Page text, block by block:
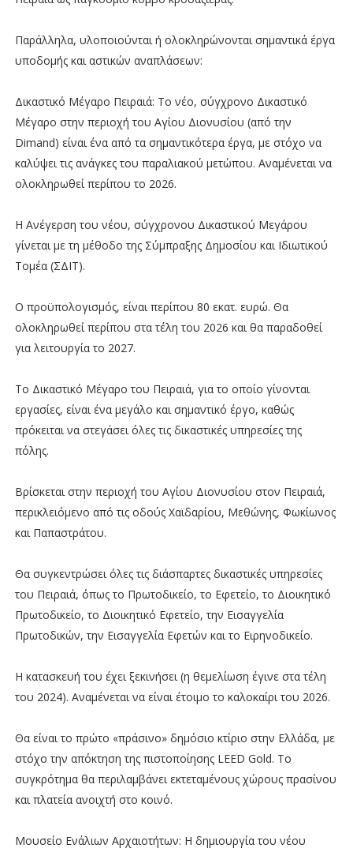
Παράλληλα, υλοποιούνται ή ολοκληρώνονται σημαντικά έργα
υποδομής και αστικών αναπλάσεων:
Δικαστικό Μέγαρο Πειραιά: Το νέο, σύγχρονο Δικαστικό
Μέγαρο στην περιοχή του Αγίου Διονυσίου (από την
Dimand) είναι ένα από τα σημαντικότερα έργα, με στόχο να
καλύψει τις ανάγκες του παραλιακού μετώπου. Αναμένεται να
ολοκληρωθεί περίπου το 2026.
Η Ανέγερση του νέου, σύγχρονου Δικαστικού Μεγάρου
γίνεται με τη μέθοδο της Σύμπραξης Δημοσίου και Ιδιωτικού
Τομέα (ΣΔΙΤ).
Ο προϋπολογισμός, είναι περίπου 80 εκατ. ευρώ. Θα
ολοκληρωθεί περίπου στα τέλη του 2026 και θα παραδοθεί
για λειτουργία το 2027.
Το Δικαστικό Μέγαρο του Πειραιά, για το οποίο γίνονται
εργασίες, είναι ένα μεγάλο και σημαντικό έργο, καθώς
πρόκειται να στεγάσει όλες τις δικαστικές υπηρεσίες της
πόλης.
Βρίσκεται στην περιοχή του Αγίου Διονυσίου στον Πειραιά,
περικλειόμενο από τις οδούς Χαϊδαρίου, Μεθώνης, Φωκίωνος
και Παπαστράτου.
Θα συγκεντρώσει όλες τις διάσπαρτες δικαστικές υπηρεσίες
του Πειραιά, όπως το Πρωτοδικείο, το Εφετείο, το Διοικητικό
Πρωτοδικείο, το Διοικητικό Εφετείο, την Εισαγγελία
Πρωτοδικών, την Εισαγγελία Εφετών και το Ειρηνοδικείο.
Η κατασκευή του έχει ξεκινήσει (η θεμελίωση έγινε στα τέλη
του 2024). Αναμένεται να είναι έτοιμο το καλοκαίρι του 2026.
Θα είναι το πρώτο «πράσινο» δημόσιο κτίριο στην Ελλάδα, με
στόχο την απόκτηση της πιστοποίησης LEED Gold. Το
συγκρότημα θα περιλαμβάνει εκτεταμένους χώρους πρασίνου
και πλατεία ανοιχτή στο κοινό.
Μουσείο Ενάλιων Αρχαιοτήτων: Η δημιουργία του νέου